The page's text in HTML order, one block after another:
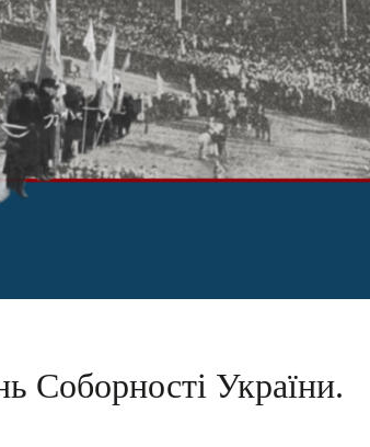
Соборності України.